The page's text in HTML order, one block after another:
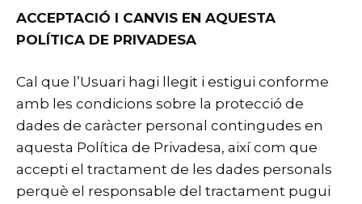
ACCEPTACIÓ I CANVIS EN AQUESTA
POLÍTICA DE PRIVADESA
Cal que l’Usuari hagi llegit i estigui conforme
amb les condicions sobre la protecció de
dades de caràcter personal contingudes en
aquesta Política de Privadesa, així com que
accepti el tractament de les dades personals
perquè el responsable del tractament pugui